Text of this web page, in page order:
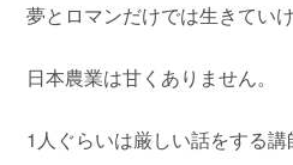
夢とロマンだけでは生きていけ
日本農業は甘くありません。
1人ぐらいは厳しい話をする